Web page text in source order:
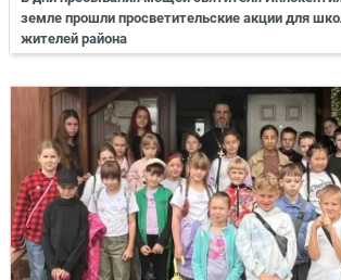
земле прошли просветительские акции для
жителей района